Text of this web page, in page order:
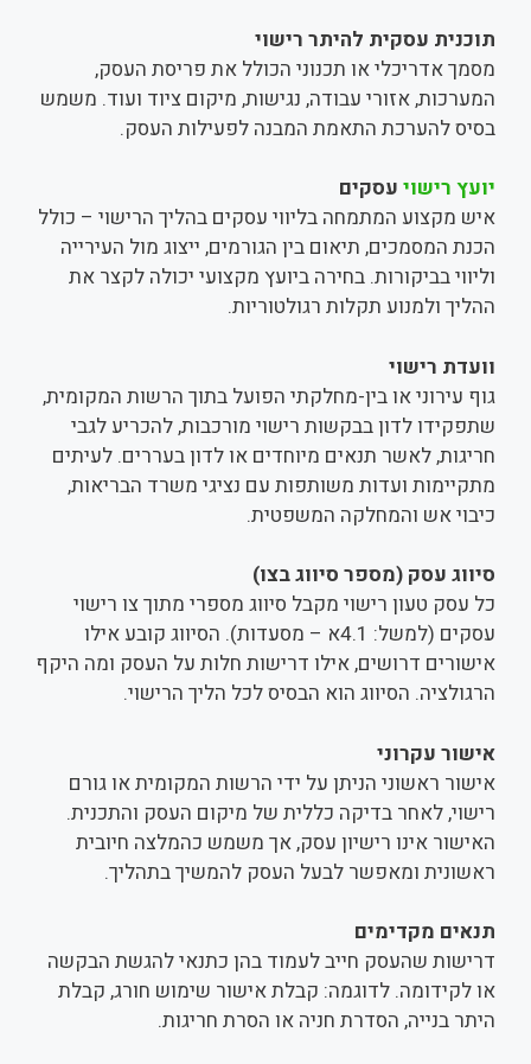
תוכנית עסקית להיתר רישוי
מסמך אדריכלי או תכנוני הכולל את פריסת העסק,
המערכות, אזורי עבודה, נגישות, מיקום ציוד ועוד. משמש
בסיס להערכת התאמת המבנה לפעילות העסק.
יועץ רישוי עסקים
איש מקצוע המתמחה בליווי עסקים בהליך הרישוי – כולל
הכנת המסמכים, תיאום בין הגורמים, ייצוג מול העירייה
וליווי בביקורות. בחירה ביועץ מקצועי יכולה לקצר את
ההליך ולמנוע תקלות רגולטוריות.
וועדת רישוי
גוף עירוני או בין-מחלקתי הפועל בתוך הרשות המקומית,
שתפקידו לדון בבקשות רישוי מורכבות, להכריע לגבי
חריגות, לאשר תנאים מיוחדים או לדון בעררים. לעיתים
מתקיימות ועדות משותפות עם נציגי משרד הבריאות,
כיבוי אש והמחלקה המשפטית.
סיווג עסק (מספר סיווג בצו)
כל עסק טעון רישוי מקבל סיווג מספרי מתוך צו רישוי
עסקים (למשל: 4.1א – מסעדות). הסיווג קובע אילו
אישורים דרושים, אילו דרישות חלות על העסק ומה היקף
הרגולציה. הסיווג הוא הבסיס לכל הליך הרישוי.
אישור עקרוני
אישור ראשוני הניתן על ידי הרשות המקומית או גורם
רישוי, לאחר בדיקה כללית של מיקום העסק והתכנית.
האישור אינו רישיון עסק, אך משמש כהמלצה חיובית
ראשונית ומאפשר לבעל העסק להמשיך בתהליך.
תנאים מקדימים
דרישות שהעסק חייב לעמוד בהן כתנאי להגשת הבקשה
או לקידומה. לדוגמה: קבלת אישור שימוש חורג, קבלת
היתר בנייה, הסדרת חניה או הסרת חריגות.